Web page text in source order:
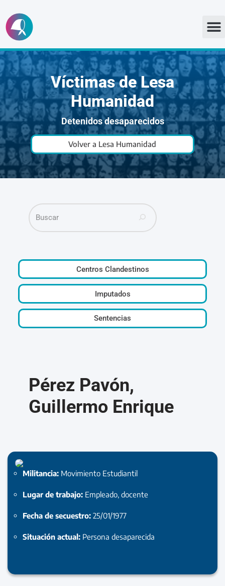
Ir
al
contenido
Víctimas de Lesa
Humanidad
Detenidos desaparecidos
Volver a Lesa Humanidad
Centros Clandestinos
Imputados
Sentencias
Pérez Pavón,
Guillermo Enrique
Militancia: Movimiento Estudiantil
Lugar de trabajo: Empleado, docente
Fecha de secuestro: 25/01/1977
Situación actual: Persona desaparecida